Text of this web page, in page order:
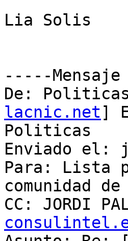
Lia Solis
-----
De:
lacnic.net]
Politicas
Enviado el:
Para: Lista
comunidad de
CC: JORDI